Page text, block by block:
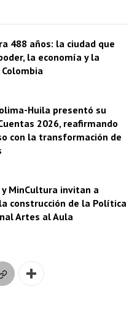
488 años: la ciudad que
la economía y la
Huila presentó su
2026, reafirmando
con la transformación de
y MinCultura invitan a
construcción de la Política
Artes al Aula